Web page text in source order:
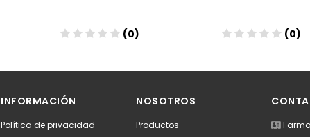
(0) (0)
INFORMACIÓN
Política de privacidad
NOSOTROS
Productos